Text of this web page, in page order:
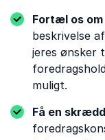
Fortæl os
beskrivelse
jeres ønsker
muligt.
Få en